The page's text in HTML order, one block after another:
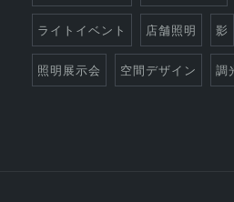
ライトイベント 店舗照明 影
照明展示会 空間デザイン 調